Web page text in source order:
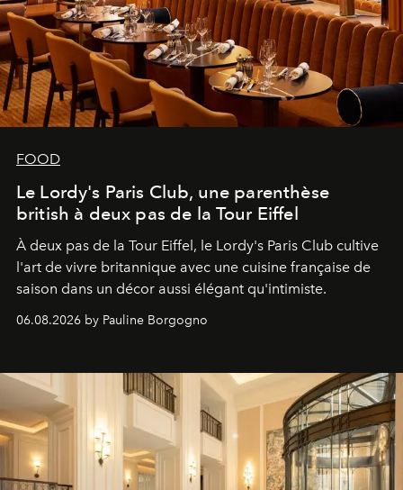
FOOD
Le Lordy's Paris Club, une parenthèse
british à deux pas de la Tour Eiffel
À deux pas de la Tour Eiffel, le Lordy's Paris Club cultive
l'art de vivre britannique avec une cuisine française de
saison dans un décor aussi élégant qu'intimiste.
06.08.2026 by Pauline Borgogno